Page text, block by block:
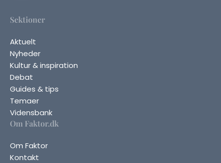
Sektioner
Aktuelt
Nyheder
Kultur & inspiration
Debat
Guides & tips
Temaer
Vidensbank
Om Faktor.dk
Om Faktor
Kontakt